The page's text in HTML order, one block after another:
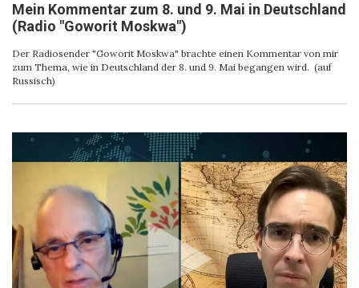
Mein Kommentar zum 8. und 9. Mai in Deutschland
(Radio "Goworit Moskwa")
Der Radiosender "Goworit Moskwa" brachte einen Kommentar von mir
zum Thema, wie in Deutschland der 8. und 9. Mai begangen wird. (auf
Russisch)